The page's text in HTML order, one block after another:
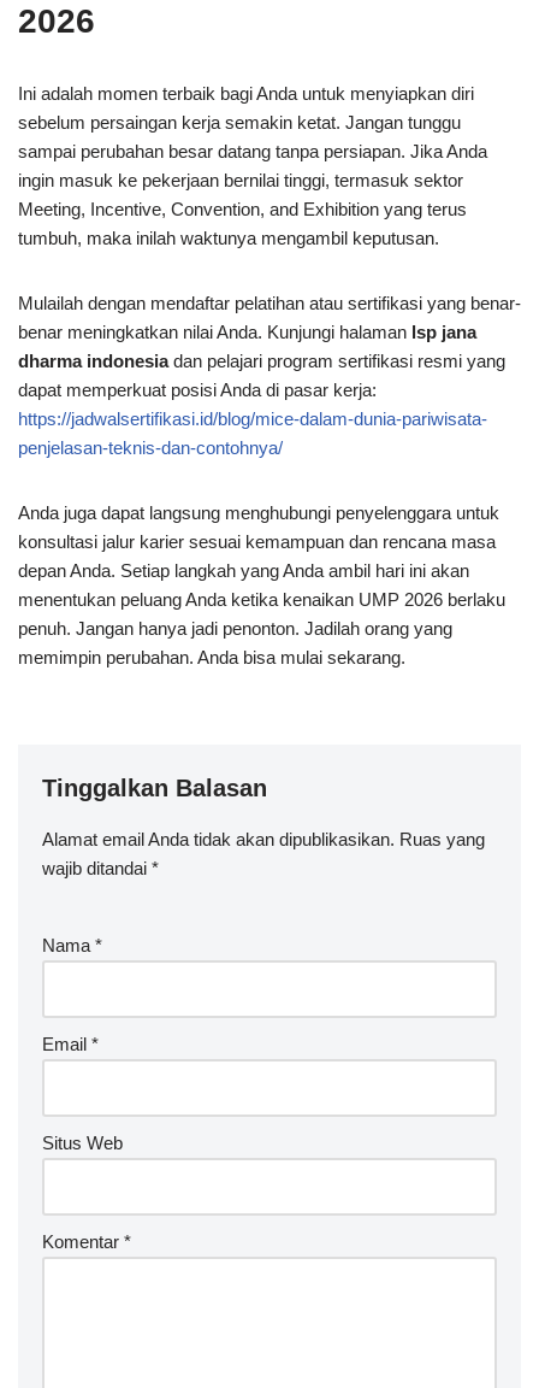
2026
Ini adalah momen terbaik bagi Anda untuk menyiapkan diri
sebelum persaingan kerja semakin ketat. Jangan tunggu
sampai perubahan besar datang tanpa persiapan. Jika Anda
ingin masuk ke pekerjaan bernilai tinggi, termasuk sektor
Meeting, Incentive, Convention, and Exhibition yang terus
tumbuh, maka inilah waktunya mengambil keputusan.
Mulailah dengan mendaftar pelatihan atau sertifikasi yang benar-
benar meningkatkan nilai Anda. Kunjungi halaman lsp jana
dharma indonesiadan pelajari program sertifikasi resmi yang
dapat memperkuat posisi Anda di pasar kerja:
https://jadwalsertifikasi.id/blog/mice-dalam-dunia-pariwisata-
penjelasan-teknis-dan-contohnya/
Anda juga dapat langsung menghubungi penyelenggara untuk
konsultasi jalur karier sesuai kemampuan dan rencana masa
depan Anda. Setiap langkah yang Anda ambil hari ini akan
menentukan peluang Anda ketika kenaikan UMP 2026 berlaku
penuh. Jangan hanya jadi penonton. Jadilah orang yang
memimpin perubahan. Anda bisa mulai sekarang.
Tinggalkan Balasan
Alamat email Anda tidak akan dipublikasikan. Ruas yang
wajib ditandai *
Nama *
Email *
Situs Web
Komentar *